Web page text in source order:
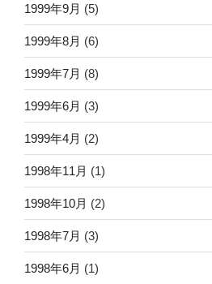
1999年9月 (5)
1999年8月 (6)
1999年7月 (8)
1999年6月 (3)
1999年4月 (2)
1998年11月 (1)
1998年10月 (2)
1998年7月 (3)
1998年6月 (1)